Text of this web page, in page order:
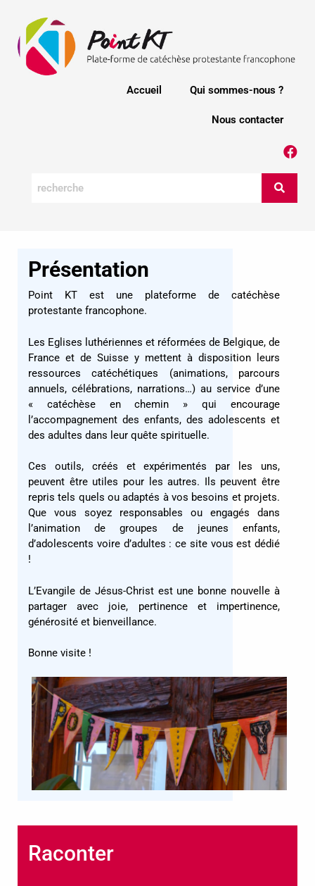
Accueil Qui sommes-nous ?
Nous contacter
Présentation
Point KT est une plateforme de catéchèse
protestante francophone.
Les Eglises luthériennes et réformées de Belgique, de
France et de Suisse y mettent à disposition leurs
ressources catéchétiques (animations, parcours
annuels, célébrations, narrations…) au service d’une
« catéchèse en chemin » qui encourage
l’accompagnement des enfants, des adolescents et
des adultes dans leur quête spirituelle.
Ces outils, créés et expérimentés par les uns,
peuvent être utiles pour les autres. Ils peuvent être
repris tels quels ou adaptés à vos besoins et projets.
Que vous soyez responsables ou engagés dans
l’animation de groupes de jeunes enfants,
d’adolescents voire d’adultes : ce site vous est dédié
!
L’Evangile de Jésus-Christ est une bonne nouvelle à
partager avec joie, pertinence et impertinence,
générosité et bienveillance.
Bonne visite !
Raconter